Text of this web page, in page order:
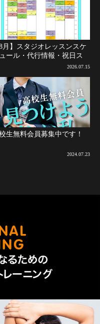
8月】スタジオレッスンスケ
ール・代行情報・祝日ス
ジュールについて(8月2日更
2026.07.15
生無料会員募集中です！
2024.07.23